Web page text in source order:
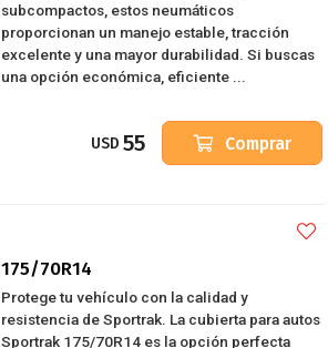
subcompactos, estos neumáticos
proporcionan un manejo estable, tracción
excelente y una mayor durabilidad. Si buscas
una opción económica, eficiente ...
USD 55 Comprar
175/70R14
Protege tu vehículo con la calidad y
resistencia de Sportrak. La cubierta para autos
Sportrak 175/70R14 es la opción perfecta